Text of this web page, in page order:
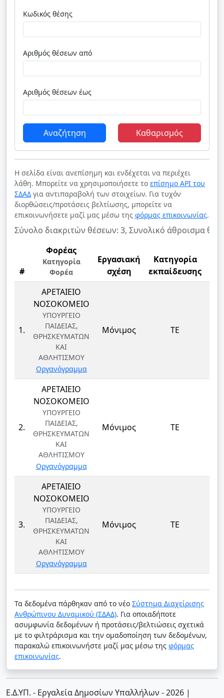
Κωδικός θέσης
Αριθμός θέσεων από
Αριθμός θέσεων έως
Αναζήτηση Καθαρισμός
Η σελίδα είναι ανεπίσημη και ενδέχεται να περιέχει
λάθη. Μπορείτε να χρησιμοποιήσετε το επίσημο API του
ΣΔΑΔ για αντιπαραβολή των στοιχείων. Για τυχόν
διορθώσεις/προτάσεις βελτίωσης, μπορείτε να
επικοινωνήσετε μαζί μας μέσω της φόρμας επικοινωνίας.
Σύνολο διακριτών θέσεων: 3, Συνολικό άθροισμα
#
Φορέας
Κατηγορία
Φορέα
Εργασιακή
σχέση
Κατηγορία
εκπαίδευσης
1.
ΑΡΕΤΑΙΕΙΟ
ΝΟΣΟΚΟΜΕΙΟ
ΥΠΟΥΡΓΕΙΟ
ΠΑΙΔΕΙΑΣ,
ΘΡΗΣΚΕΥΜΑΤΩΝ
ΚΑΙ
ΑΘΛΗΤΙΣΜΟΥ
Οργανόγραμμα
Μόνιμος ΤΕ
2.
ΑΡΕΤΑΙΕΙΟ
ΝΟΣΟΚΟΜΕΙΟ
ΥΠΟΥΡΓΕΙΟ
ΠΑΙΔΕΙΑΣ,
ΘΡΗΣΚΕΥΜΑΤΩΝ
ΚΑΙ
ΑΘΛΗΤΙΣΜΟΥ
Οργανόγραμμα
Μόνιμος ΤΕ
3.
ΑΡΕΤΑΙΕΙΟ
ΝΟΣΟΚΟΜΕΙΟ
ΥΠΟΥΡΓΕΙΟ
ΠΑΙΔΕΙΑΣ,
ΘΡΗΣΚΕΥΜΑΤΩΝ
ΚΑΙ
ΑΘΛΗΤΙΣΜΟΥ
Οργανόγραμμα
Μόνιμος ΤΕ
Τα δεδομένα πάρθηκαν από το νέο Σύστημα Διαχείρισης
Ανθρώπινου Δυναμικού (ΣΔΑΔ). Για οποιαδήποτε
ασυμφωνία δεδομένων ή προτάσεις/βελτιώσεις σχετικά
με το φιλτράρισμα και την ομαδοποίηση των δεδομένων,
παρακαλώ επικοινωνήστε μαζί μας μέσω της φόρμας
επικοινωνίας.
Ε.Δ.ΥΠ. - Εργαλεία Δημοσίων Υπαλλήλων - 2026 |